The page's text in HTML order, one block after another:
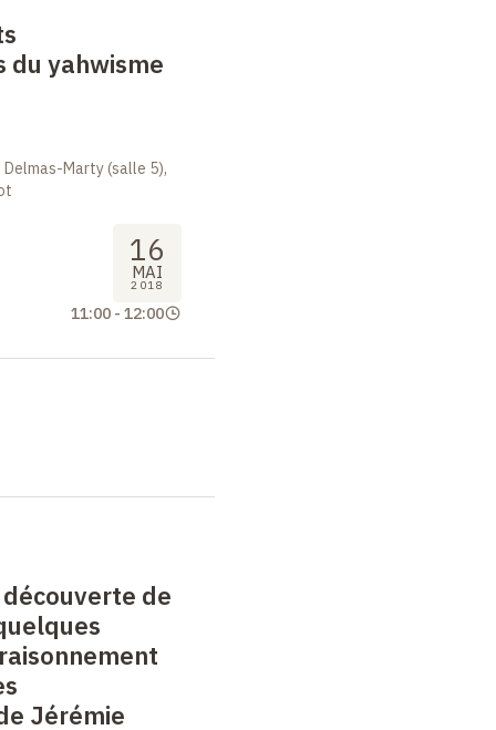
yahwisme
Marty (salle 5),
16
MAI
2018
11:00 - 12:00
de
Jérémie